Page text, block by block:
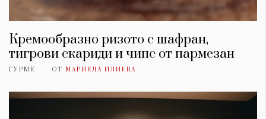
Кремообразно ризото с шафран,
тигрови скариди и чипс от пармезан
ГУРМЕ ОТ МАРИЕЛА ИЛИЕВА